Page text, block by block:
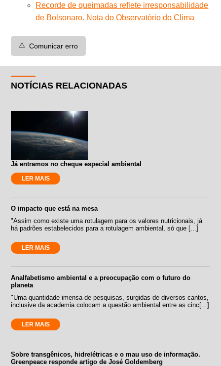
Recorde de queimadas reflete irresponsabilidade
de Bolsonaro. Nota do Observatório do Clima
⚠️ Comunicar erro
NOTÍCIAS RELACIONADAS
Já entramos no cheque especial ambiental
LER MAIS
O impacto que está na mesa
"Assim como existe uma rotulagem para os valores nutricionais, já
há padrões estabelecidos para a rotulagem ambiental, só que [...]
LER MAIS
Analfabetismo ambiental e a preocupação com o futuro do
planeta
"Uma quantidade imensa de pesquisas, surgidas de diversos cantos,
inclusive da academia colocam a questão ambiental entre as cinc[...]
LER MAIS
Sobre transgênicos, hidrelétricas e o mau uso de informação.
Greenpeace responde artigo de José Goldemberg